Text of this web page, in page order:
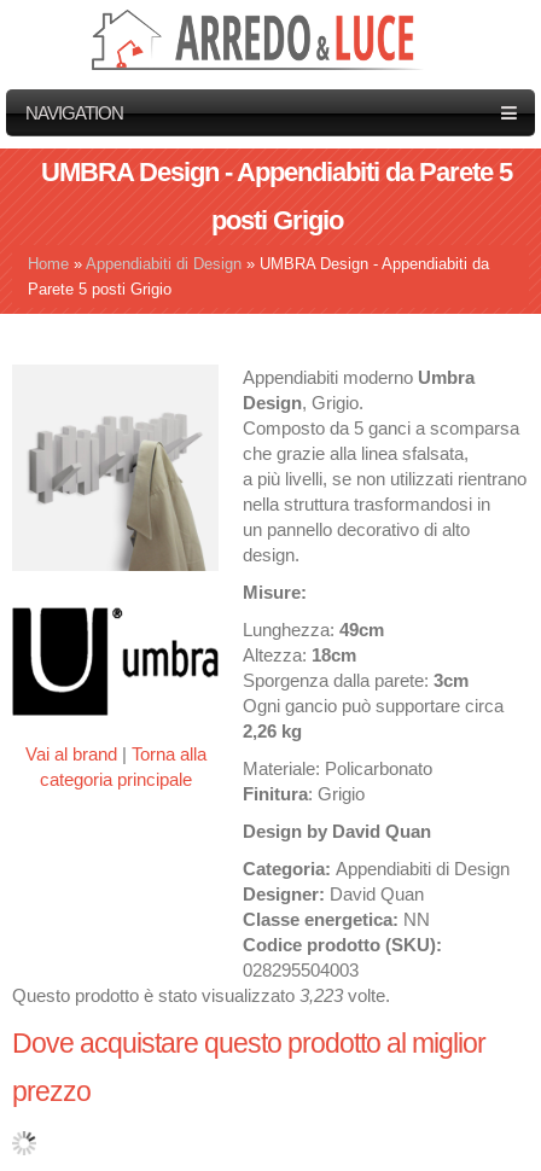
NAVIGATION
UMBRA Design - Appendiabiti da Parete 5
posti Grigio
Tu sei qui
Home » Appendiabiti di Design » UMBRA Design - Appendiabiti da
Parete 5 posti Grigio
Vai al brand| Torna alla
categoria principale
Appendiabiti moderno Umbra
Design, Grigio.
Composto da 5 ganci a scomparsa
che grazie alla linea sfalsata,
a più livelli, se non utilizzati rientrano
nella struttura trasformandosi in
un pannello decorativo di alto
design.
Misure:
Lunghezza:49cm
Altezza: 18cm
Sporgenza dalla parete:3cm
Ogni gancio può supportare circa
2,26 kg
Materiale: Policarbonato
Finitura: Grigio
Design by David Quan
Categoria:Appendiabiti di Design
Designer: David Quan
Classe energetica: NN
Codice prodotto (SKU):
028295504003
Questo prodotto è stato visualizzato 3,223 volte.
Dove acquistare questo prodotto al miglior
prezzo